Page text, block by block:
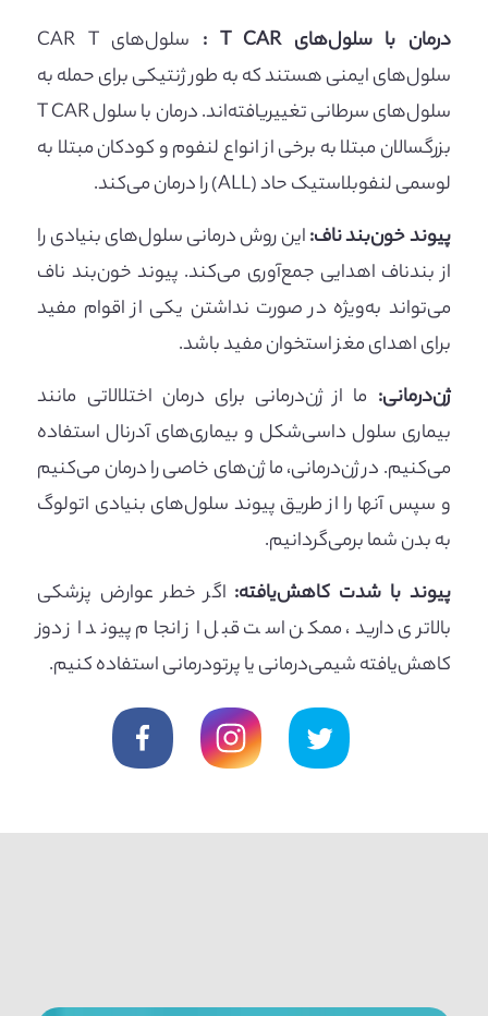
درمان با سلول‌های T CAR :
سلول‌های CAR T
سلول‌های ایمنی هستند که به طور ژنتیکی برای حمله به
سلول‌های سرطانی تغییریافته‌اند. درمان با سلول T CAR
بزرگسالان مبتلا به برخی از انواع لنفوم و کودکان مبتلا به
لوسمی لنفوبلاستیک حاد (ALL) را درمان می‌کند.
پیوند خون‌بند ناف:این روش درمانی سلول‌های بنیادی را
از بندناف اهدایی جمع‌آوری می‌کند. پیوند خون‌بند ناف
می‌تواند به‌ویژه در صورت نداشتن یکی از اقوام مفید
برای اهدای مغز استخوان مفید باشد.
ژن‌درمانی: ما از ژن‌درمانی برای درمان اختلالاتی مانند
بیماری سلول داسی‌شکل و بیماری‌های آدرنال استفاده
می‌کنیم. در ژن‌درمانی، ما ژن‌های خاصی را درمان می‌کنیم
و سپس آنها را از طریق پیوند سلول‌های بنیادی اتولوگ
به بدن شما برمی‌گردانیم.
پیوند با شدت کاهش‌یافته: اگر خطر عوارض پزشکی
بالاتری دارید، ممکن است قبل از انجام پیوند از دوز
کاهش‌یافته شیمی‌درمانی یا پرتودرمانی استفاده کنیم.